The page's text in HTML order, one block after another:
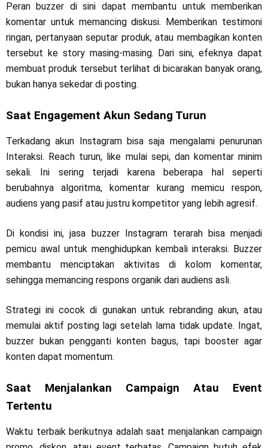
Peran buzzer di sini dapat membantu untuk memberikan
komentar untuk memancing diskusi. Memberikan testimoni
ringan, pertanyaan seputar produk, atau membagikan konten
tersebut ke story masing-masing. Dari sini, efeknya dapat
membuat produk tersebut terlihat di bicarakan banyak orang,
bukan hanya sekedar di posting.
Saat Engagement Akun Sedang Turun
Terkadang akun Instagram bisa saja mengalami penurunan
Interaksi. Reach turun, like mulai sepi, dan komentar minim
sekali. Ini sering terjadi karena beberapa hal seperti
berubahnya algoritma, komentar kurang memicu respon,
audiens yang pasif atau justru kompetitor yang lebih agresif.
Di kondisi ini, jasa buzzer Instagram terarah bisa menjadi
pemicu awal untuk menghidupkan kembali interaksi. Buzzer
membantu menciptakan aktivitas di kolom komentar,
sehingga memancing respons organik dari audiens asli.
Strategi ini cocok di gunakan untuk rebranding akun, atau
memulai aktif posting lagi setelah lama tidak update. Ingat,
buzzer bukan pengganti konten bagus, tapi booster agar
konten dapat momentum.
Saat Menjalankan Campaign Atau Event
Tertentu
Waktu terbaik berikutnya adalah saat menjalankan campaign